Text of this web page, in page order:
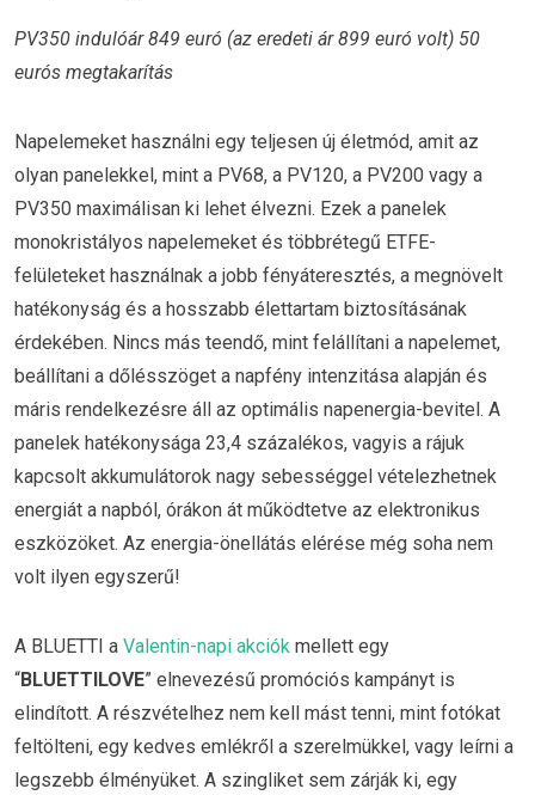
PV350 indulóár 849 euró (az eredeti ár 899 euró volt) 50
eurós megtakarítás
Napelemeket használni egy teljesen új életmód, amit az
olyan panelekkel, mint a PV68, a PV120, a PV200 vagy a
PV350 maximálisan ki lehet élvezni. Ezek a panelek
monokristályos napelemeket és többrétegű ETFE-
felületeket használnak a jobb fényáteresztés, a megnövelt
hatékonyság és a hosszabb élettartam biztosításának
érdekében. Nincs más teendő, mint felállítani a napelemet,
beállítani a dőlésszöget a napfény intenzitása alapján és
máris rendelkezésre áll az optimális napenergia-bevitel. A
panelek hatékonysága 23,4 százalékos, vagyis a rájuk
kapcsolt akkumulátorok nagy sebességgel vételezhetnek
energiát a napból, órákon át működtetve az elektronikus
eszközöket. Az energia-önellátás elérése még soha nem
volt ilyen egyszerű!
A BLUETTI a Valentin-napi akciók mellett egy
“BLUETTILOVE” elnevezésű promóciós kampányt is
elindított. A részvételhez nem kell mást tenni, mint fotókat
feltölteni, egy kedves emlékről a szerelmükkel, vagy leírni a
legszebb élményüket. A szingliket sem zárják ki, egy